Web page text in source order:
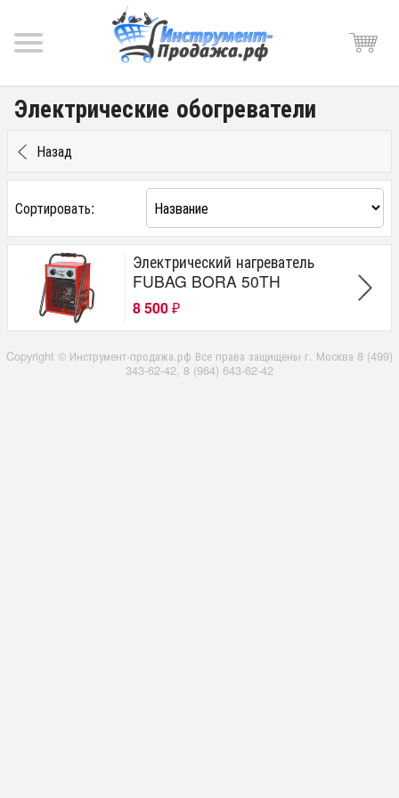
Электрические обогреватели
Назад
Сортировать:
Электрический нагреватель
FUBAG BORA 50TH
8 500 ₽
Copyright © Инструмент-продажа.рф Все права защищены г. Москва 8 (499)
343-62-42, 8 (964) 643-62-42